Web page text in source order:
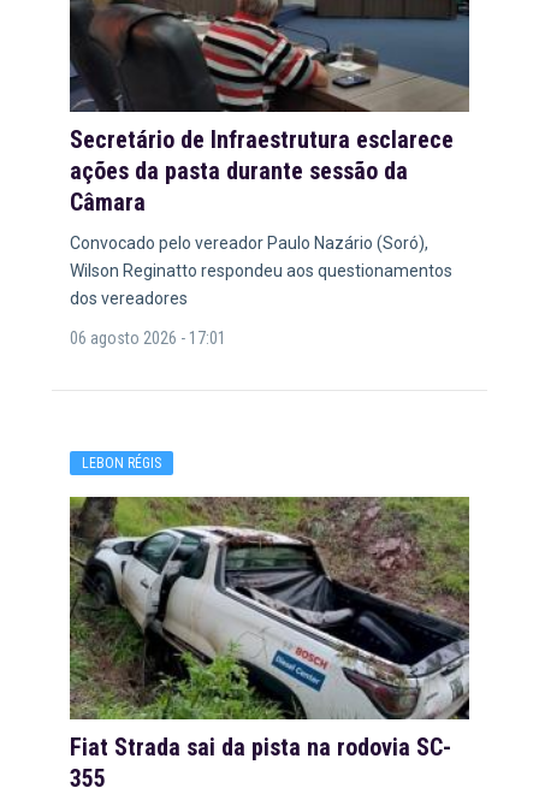
Secretário de Infraestrutura esclarece
ações da pasta durante sessão da
Câmara
Convocado pelo vereador Paulo Nazário (Soró),
Wilson Reginatto respondeu aos questionamentos
dos vereadores
06 agosto 2026 - 17:01
LEBON RÉGIS
Fiat Strada sai da pista na rodovia SC-
355